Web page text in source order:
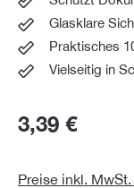
Glasklare
Praktisches
Vielseitig in
3,39 €
Preise inkl.